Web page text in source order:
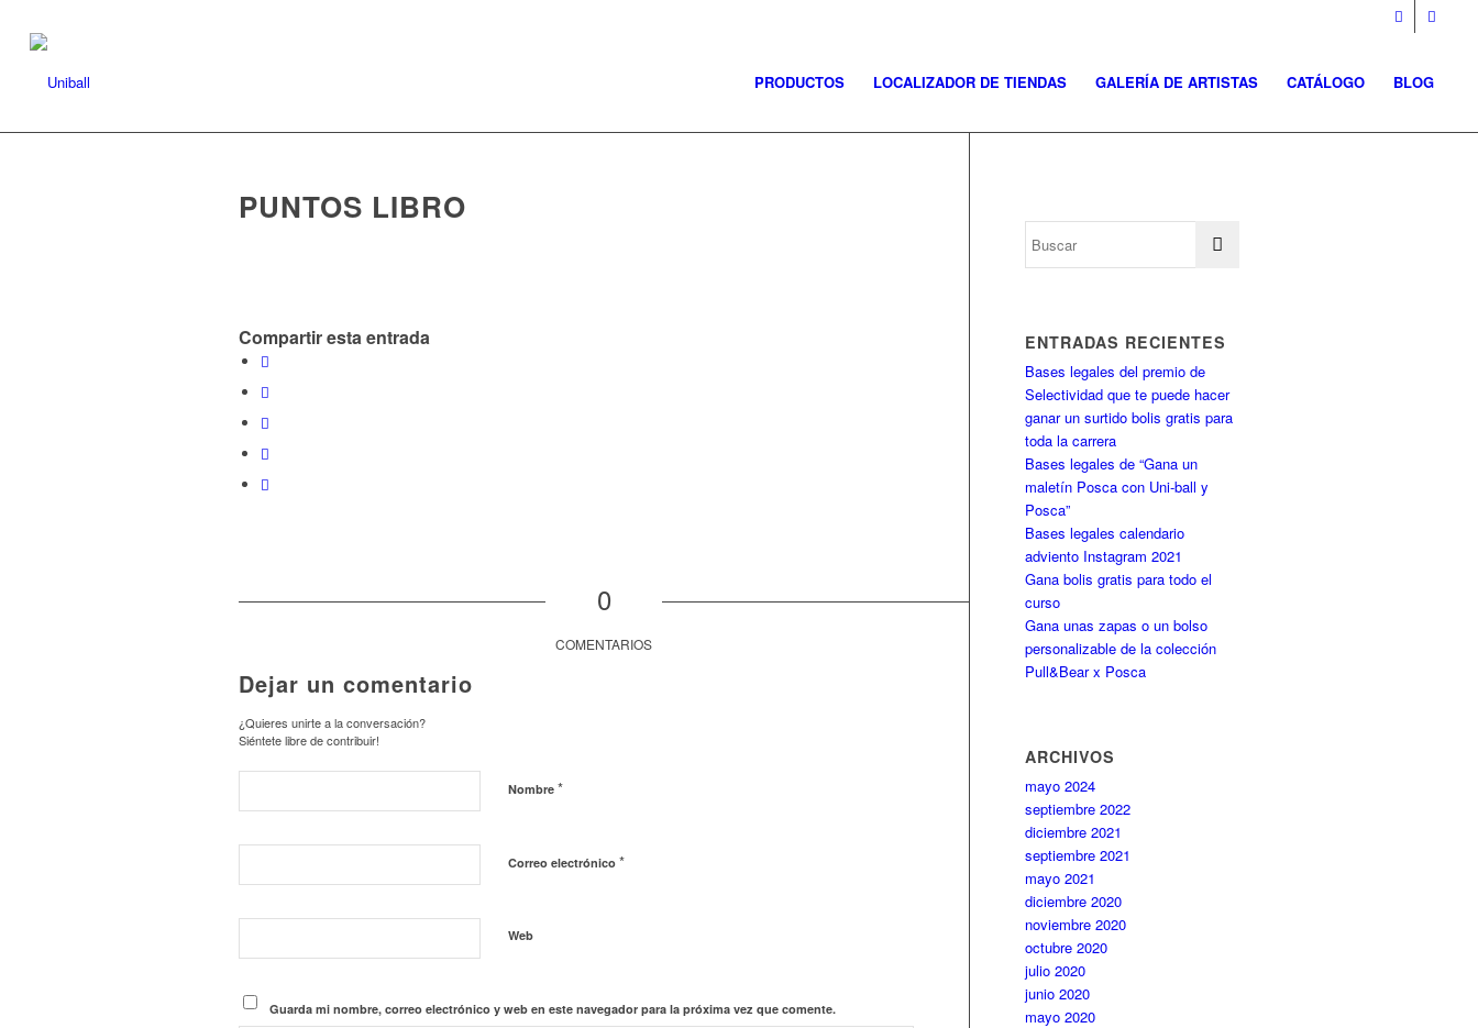
PRODUCTOS LOCALIZADOR DE TIENDAS GALERÍA DE ARTISTAS CATÁLOGO BLOG
PUNTOS LIBRO
Compartir esta entrada
0
COMENTARIOS
Dejar un comentario
¿Quieres unirte a la conversación?
Siéntete libre de contribuir!
Nombre *
Correo electrónico *
Web
Guarda mi nombre, correo electrónico y web en este navegador para la próxima vez que comente.
ENTRADAS RECIENTES
Bases legales del premio de
Selectividad que te puede hacer
ganar un surtido bolis gratis para
toda la carrera
Bases legales de “Gana un
maletín Posca con Uni-ball y
Posca”
Bases legales calendario
adviento Instagram 2021
Gana bolis gratis para todo el
curso
Gana unas zapas o un bolso
personalizable de la colección
Pull&Bear x Posca
ARCHIVOS
mayo 2024
septiembre 2022
diciembre 2021
septiembre 2021
mayo 2021
diciembre 2020
noviembre 2020
octubre 2020
julio 2020
junio 2020
mayo 2020